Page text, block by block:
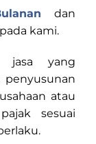
dan
kami.
jasa yang
atau
sesuai